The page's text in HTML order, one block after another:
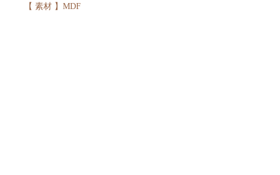
【 素材 】MDF